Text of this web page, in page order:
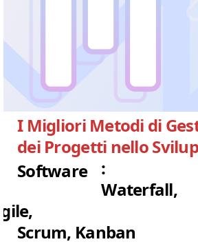
I Migliori Metodi di
dei Progetti nello
Software
:
Waterfall,
Agile,
Scrum, Kanban